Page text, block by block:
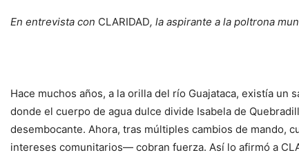
En entrevista con CLARIDAD, la aspirante a la poltrona
Hace muchos años, a la orilla del río Guajataca, existía
donde el cuerpo de agua dulce divide Isabela de
desembocante. Ahora, tras múltiples cambios de mando,
intereses comunitarios— cobran fuerza. Así lo afirmó a